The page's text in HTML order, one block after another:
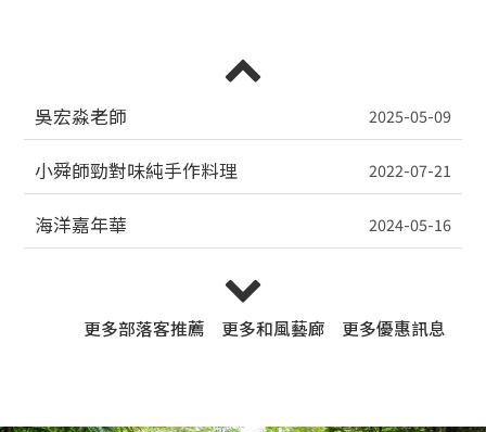
小舜師勁對味純手作料理 2022-07-21
海洋嘉年華 2024-05-16
HOFIVILLA銀級環保旅館 2024-01-17
Auroralive「Vtuber闇音ネル周年紀念線下活動」
2022-12-26
飯店週邊5公里景點 2023-02-22
更多優惠訊息
更多和風藝廊
更多部落客推薦